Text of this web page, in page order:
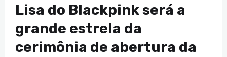
Lisa do Blackpink será a
grande estrela da
cerimônia de abertura da